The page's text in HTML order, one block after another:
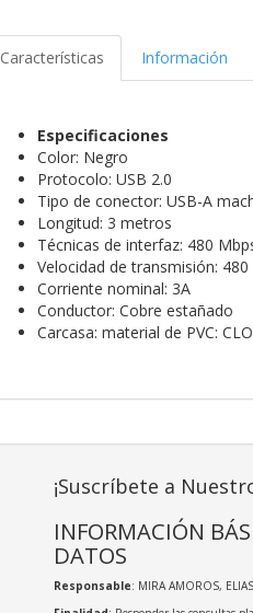
Características Información
Especificaciones
Color: Negro
Protocolo: USB 2.0
Tipo de conector: USB-A
Longitud: 3 metros
Técnicas de interfaz: 480
Velocidad de transmisión: 480
Corriente nominal: 3A
Conductor: Cobre estañado
Carcasa: material de PVC:
¡Suscríbete a
INFORMACIÓN
DATOS
Responsable: MIRA AMOROS, ELIAS